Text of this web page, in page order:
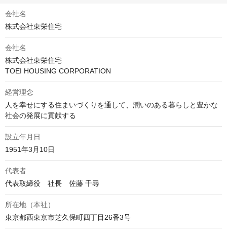
会社名
株式会社東栄住宅
会社名
株式会社東栄住宅
TOEI HOUSING CORPORATION
経営理念
人を幸せにする住まいづくりを通して、潤いのある暮らしと豊かな
社会の発展に貢献する
設立年月日
1951年3月10日
代表者
代表取締役　社長　佐藤 千尋
所在地（本社）
東京都西東京市芝久保町四丁目26番3号